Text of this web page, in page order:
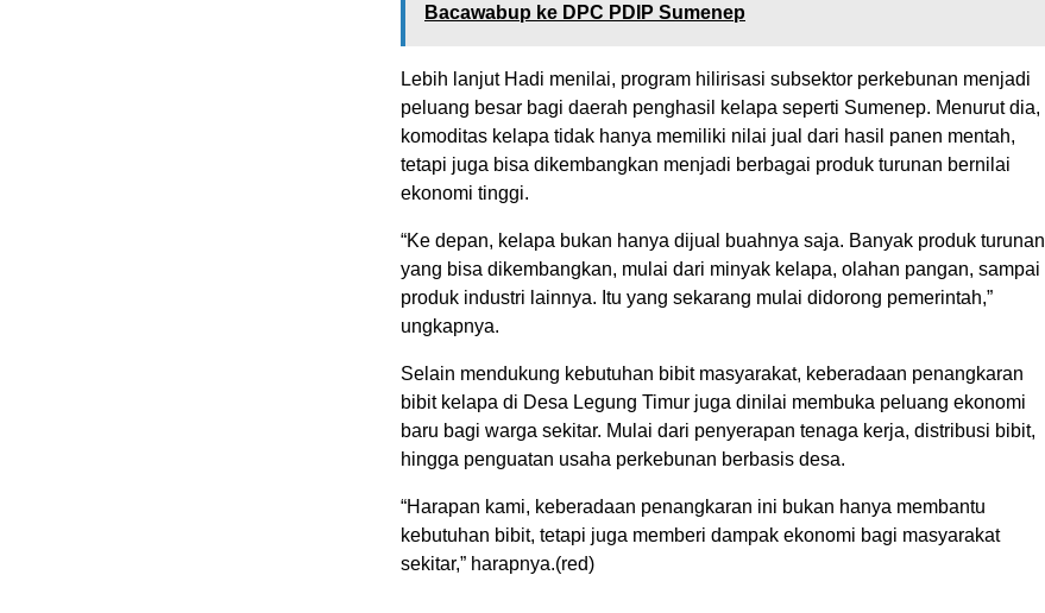
Bacawabup ke DPC PDIP Sumenep
Lebih lanjut Hadi menilai, program hilirisasi subsektor perkebunan menjadi
peluang besar bagi daerah penghasil kelapa seperti Sumenep. Menurut dia,
komoditas kelapa tidak hanya memiliki nilai jual dari hasil panen mentah,
tetapi juga bisa dikembangkan menjadi berbagai produk turunan bernilai
ekonomi tinggi.
“Ke depan, kelapa bukan hanya dijual buahnya saja. Banyak produk turunan
yang bisa dikembangkan, mulai dari minyak kelapa, olahan pangan, sampai
produk industri lainnya. Itu yang sekarang mulai didorong pemerintah,”
ungkapnya.
Selain mendukung kebutuhan bibit masyarakat, keberadaan penangkaran
bibit kelapa di Desa Legung Timur juga dinilai membuka peluang ekonomi
baru bagi warga sekitar. Mulai dari penyerapan tenaga kerja, distribusi bibit,
hingga penguatan usaha perkebunan berbasis desa.
“Harapan kami, keberadaan penangkaran ini bukan hanya membantu
kebutuhan bibit, tetapi juga memberi dampak ekonomi bagi masyarakat
sekitar,” harapnya.(red)